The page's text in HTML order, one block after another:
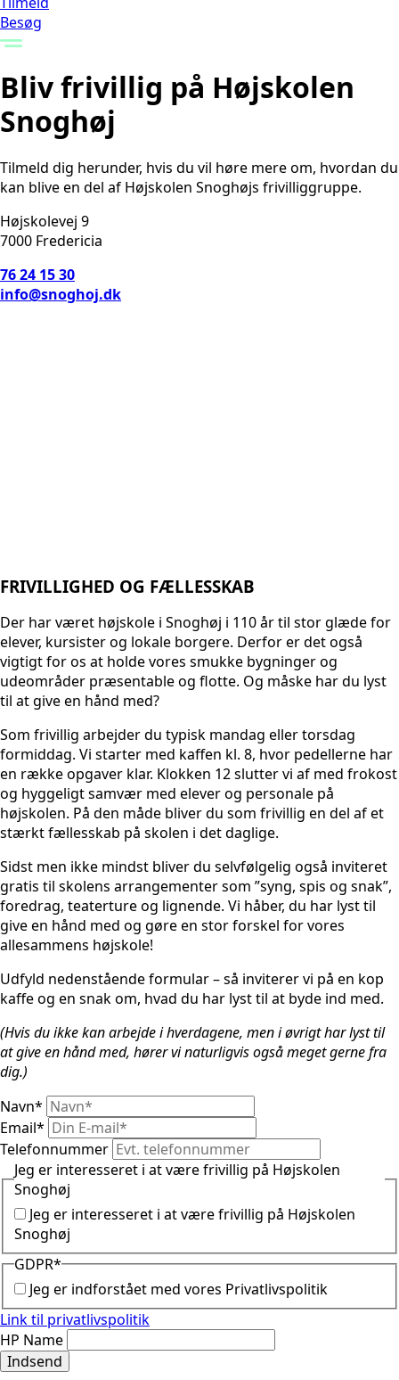
Besøg
Bliv frivillig på Højskolen
Snoghøj
Tilmeld dig herunder, hvis du vil høre mere om, hvordan du
kan blive en del af Højskolen Snoghøjs frivilliggruppe.
​Højskolevej 9
7000 Fredericia
76 24 15 30
info@snoghoj.dk
FRIVILLIGHED OG FÆLLESSKAB
Der har været højskole i Snoghøj i 110 år til stor glæde for
elever, kursister og lokale borgere. Derfor er det også
vigtigt for os at holde vores smukke bygninger og
udeområder præsentable og flotte. Og måske har du lyst
til at give en hånd med?
Som frivillig arbejder du typisk mandag eller torsdag
formiddag. Vi starter med kaffen kl. 8, hvor pedellerne har
en række opgaver klar. Klokken 12 slutter vi af med frokost
og hyggeligt samvær med elever og personale på
højskolen. På den måde bliver du som frivillig en del af et
stærkt fællesskab på skolen i det daglige.
Sidst men ikke mindst bliver du selvfølgelig også inviteret
gratis til skolens arrangementer som ”syng, spis og snak”,
foredrag, teaterture og lignende. Vi håber, du har lyst til
give en hånd med og gøre en stor forskel for vores
allesammens højskole!
Udfyld nedenstående formular – så inviterer vi på en kop
kaffe og en snak om, hvad du har lyst til at byde ind med.
(Hvis du ikke kan arbejde i hverdagene, men i øvrigt har lyst til
at give en hånd med, hører vi naturligvis også meget gerne fra
dig.)
Navn*
Email*
Telefonnummer
Jeg er interesseret i at være frivillig på Højskolen
Snoghøj
Jeg er interesseret i at være frivillig på Højskolen
Snoghøj
GDPR*
Jeg er indforstået med vores Privatlivspolitik
Link til privatlivspolitik
HP Name
Indsend